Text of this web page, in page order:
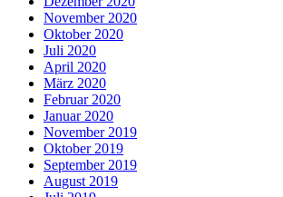
November 2020
Oktober 2020
Juli 2020
April 2020
März 2020
Februar 2020
Januar 2020
November 2019
Oktober 2019
September 2019
August 2019